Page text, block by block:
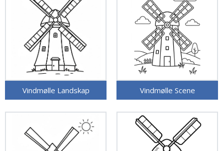
Vindmølle Landskap Vindmølle Scene